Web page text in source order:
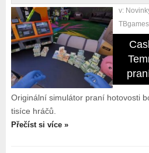
v:
Originální simulátor praní hotovosti
tisíce hráčů.
Přečíst si více »